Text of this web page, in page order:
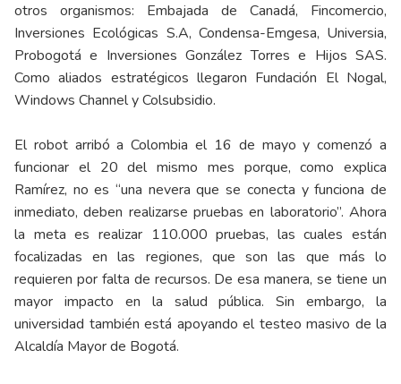
otros organismos: Embajada de Canadá, Fincomercio,
Inversiones Ecológicas S.A, Condensa-Emgesa, Universia,
Probogotá e Inversiones González Torres e Hijos SAS.
Como aliados estratégicos llegaron Fundación El Nogal,
Windows Channel y Colsubsidio.
El robot arribó a Colombia el 16 de mayo y comenzó a
funcionar el 20 del mismo mes porque, como explica
Ramírez, no es “una nevera que se conecta y funciona de
inmediato, deben realizarse pruebas en laboratorio”. Ahora
la meta es realizar 110.000 pruebas, las cuales están
focalizadas en las regiones, que son las que más lo
requieren por falta de recursos. De esa manera, se tiene un
mayor impacto en la salud pública. Sin embargo, la
universidad también está apoyando el testeo masivo de la
Alcaldía Mayor de Bogotá.